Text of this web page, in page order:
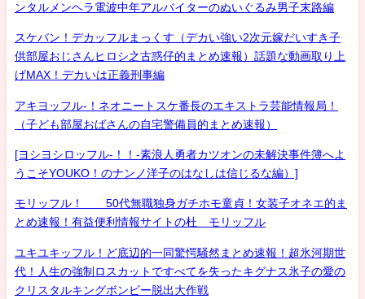
ンタルメンヘラ電波中年アルバイターのぬいぐるみ男子末路編
スケバン！デカッフルまっくす（デカい強い2次元嫁だいすき子
供部屋おじさんヒロシ之古惑仔的まとめ速報）話題な動画取り上
げMAX！デカいは正義刑事編
アキヨッフル-！ネオニートスケ番長のエキストラ芸能情報局！
（子ども部屋おばさんの自宅警備員的まとめ速報）
[ヨシヨシロッフル-！！-素浪人勇者カツオンの未解決事件簿へよ
うこそYOUKO！のナンノ洋子のはなしは信じるな編）]
モリッフル！ 50代無職独身ガチホモ童貞！女装子オネエ的ま
とめ速報！有益便利情報サイトの杜 モリッフル
ユキユキッフル！ど底辺的一同驚愕騒然まとめ速報！超氷河期世
代！人生の強制ロスカットですべてを失ったキグナス氷子の愛の
クリスタルキングボンビー脱出大作戦